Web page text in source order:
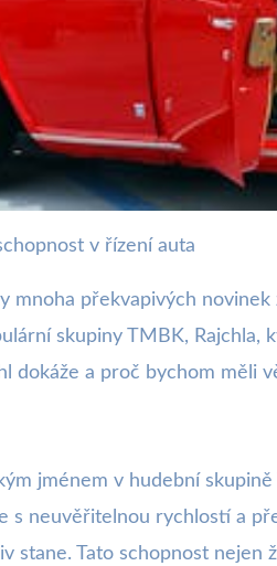
má
Černá
v řízení auta
mnoha překvapivých
skupiny TMBK,
dokáže a proč bychom měli
jménem v hudební
s neuvěřitelnou rychlostí a
stane. Tato schopnost nejen